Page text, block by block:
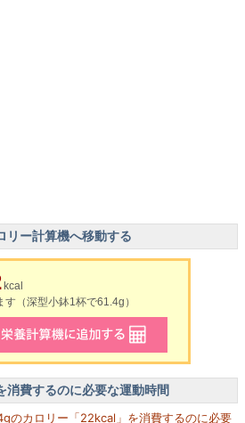
リー計算機へ移動する
kcal
（深型小鉢1杯で61.4g）
消費するのに必要な運動時間
のカロリー「22kcal」を消費するのに必要